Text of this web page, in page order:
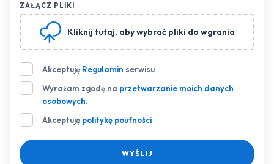
ZAŁĄCZ PLIKI
Kliknij tutaj, aby wybrać pliki do wgrania
Akceptuję Regulamin serwisu
Wyrażam zgodę na przetwarzanie moich danych
osobowych.
Akceptuję politykę poufności
WYŚLIJ